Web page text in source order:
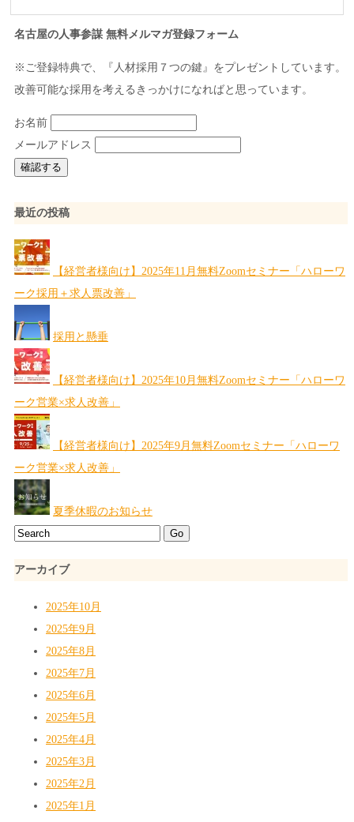
名古屋の人事参謀 無料メルマガ登録フォーム
※ご登録特典で、『人材採用７つの鍵』をプレゼントしています。
改善可能な採用を考えるきっかけになればと思っています。
お名前
メールアドレス
最近の投稿
【経営者様向け】2025年11月無料Zoomセミナー「ハローワ
ーク採用＋求人票改善」
採用と懸垂
【経営者様向け】2025年10月無料Zoomセミナー「ハローワ
ーク営業×求人改善」
【経営者様向け】2025年9月無料Zoomセミナー「ハローワ
ーク営業×求人改善」
夏季休暇のお知らせ
アーカイブ
2025年10月
2025年9月
2025年8月
2025年7月
2025年6月
2025年5月
2025年4月
2025年3月
2025年2月
2025年1月